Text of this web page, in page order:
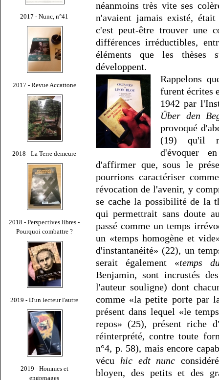
2017 - Nunc, n°41
2017 - Revue Accattone
2018 - La Terre demeure
2018 - Perspectives libres -
Pourquoi combattre ?
2019 - D'un lecteur l'autre
2019 - Hommes et
engrenages
néanmoins très vite ses
n'avaient jamais existé, était
c'est peut-être trouver une
différences irréductibles,
éléments que les thèses
développent.
Rappelons
furent écrites
1942 par
Über den
provoqué
(19) qu'il
d'évoquer
d'affirmer que, sous le
pourrions caractériser
révocation de l'avenir, y
se cache la possibilité de la
qui permettrait sans doute
passé comme un temps
un «temps homogène et
d'instantanéité» (22), un
serait également «temps
Benjamin, sont incrustés
l'auteur souligne) dont
comme «la petite porte par
présent dans lequel «le
repos» (25), présent riche
réinterprété, contre toute
n°4, p. 58), mais encore
vécu hic edt nunc
bloyen, des petits et des